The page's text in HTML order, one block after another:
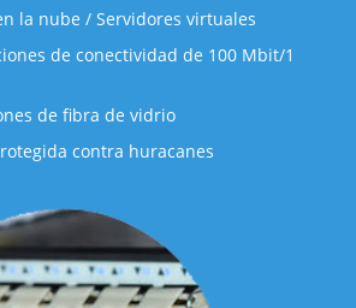
la nube / Servidores virtuales
de conectividad de 100 Mbit/1
de fibra de vidrio
contra huracanes